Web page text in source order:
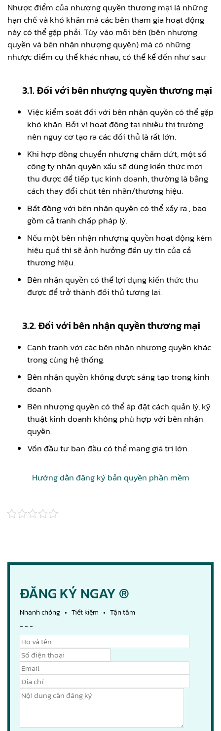
Nhược điểm của nhượng quyền thương mại là những
hạn chế và khó khăn mà các bên tham gia hoạt động
này có thể gặp phải. Tùy vào mỗi bên (bên nhượng
quyền và bên nhận nhượng quyên) mà có những
nhược điểm cụ thể khác nhau, có thể kể đến như sau:
3.1. Đối với bên nhượng quyền thương mại
Việc kiểm soát đối với bên nhận quyền có thể gặp
khó khăn. Bởi vì hoạt động tại nhiều thị trường
nên nguy cơ tạo ra các đối thủ là rất lớn.
Khi hợp đồng chuyển nhượng chấm dứt, một số
công ty nhận quyền xấu sẽ dùng kiến thức mới
thu được để tiếp tục kinh doanh, thường là bằng
cách thay đổi chút tên nhãn/thương hiệu.
Bất đồng với bên nhận quyền có thể xảy ra , bao
gồm cả tranh chấp pháp lý.
Nếu một bên nhận nhượng quyền hoạt động kém
hiệu quả thì sẽ ảnh hưởng đến uy tín của cả
thương hiệu.
Bên nhận quyền có thể lợi dụng kiến thức thu
được để trở thành đối thủ tương lai.
3.2. Đối với bên nhận quyền thương mại
Cạnh tranh với các bên nhận nhượng quyền khác
trong cùng hệ thống.
Bên nhận quyền không được sáng tạo trong kinh
doanh.
Bên nhượng quyền có thể áp đặt cách quản lý, kỹ
thuật kinh doanh không phù hợp với bên nhận
quyền.
Vốn đầu tư ban đầu có thể mang giá trị lớn.
Hướng dẫn đăng ký bản quyền phần mềm
ĐĂNG KÝ NGAY ®
Nhanh chóng • Tiết kiệm • Tận tâm
- - -